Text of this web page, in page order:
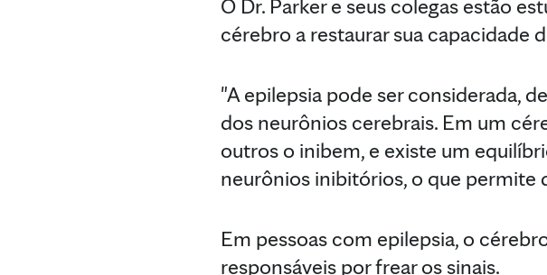
O Dr. Parker e seus colegas estão
cérebro a restaurar sua capacidade
"A epilepsia pode ser considerada,
dos neurônios cerebrais. Em um
outros o inibem, e existe um
neurônios inibitórios, o que permite
Em pessoas com epilepsia, o
responsáveis por frear os sinais.